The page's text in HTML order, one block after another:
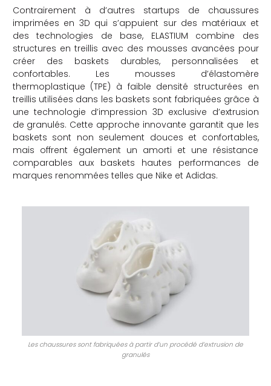
Contrairement à d’autres startups de chaussures
imprimées en 3D qui s’appuient sur des matériaux et
des technologies de base, ELASTIUM combine des
structures en treillis avec des mousses avancées pour
créer des baskets durables, personnalisées et
confortables. Les mousses d’élastomère
thermoplastique (TPE) à faible densité structurées en
treillis utilisées dans les baskets sont fabriquées grâce à
une technologie d’impression 3D exclusive d’extrusion
de granulés. Cette approche innovante garantit que les
baskets sont non seulement douces et confortables,
mais offrent également un amorti et une résistance
comparables aux baskets hautes performances de
marques renommées telles que Nike et Adidas.
Les chaussures sont fabriquées à partir d’un procédé d’extrusion de
granulés